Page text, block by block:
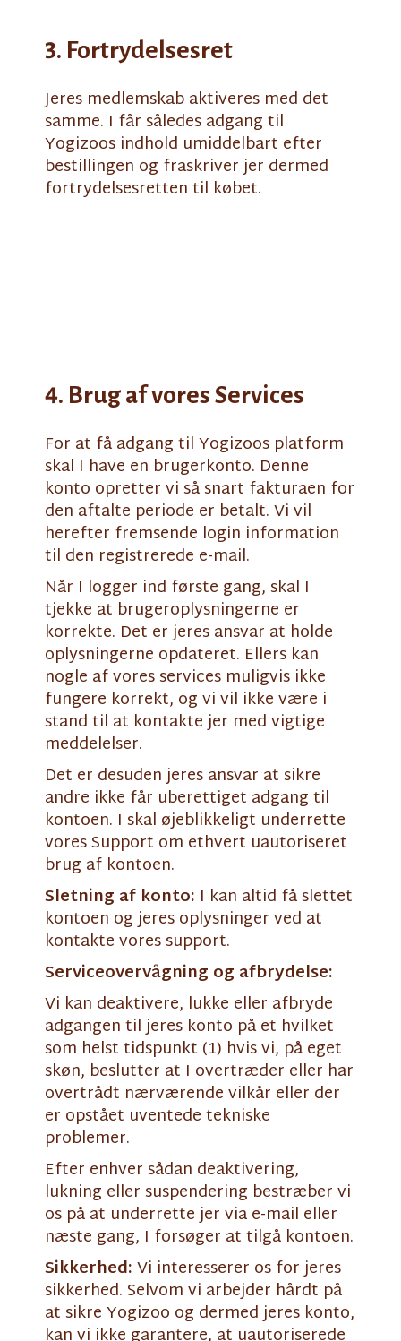
3. Fortrydelsesret
Jeres medlemskab aktiveres med det
samme. I får således adgang til
Yogizoos indhold umiddelbart efter
bestillingen og fraskriver jer dermed
fortrydelsesretten til købet.
4. Brug af vores Services
For at få adgang til Yogizoos platform
skal I have en brugerkonto. Denne
konto opretter vi så snart fakturaen for
den aftalte periode er betalt. Vi vil
herefter fremsende login information
til den registrerede e-mail.
Når I logger ind første gang, skal I
tjekke at brugeroplysningerne er
korrekte. Det er jeres ansvar at holde
oplysningerne opdateret. Ellers kan
nogle af vores services muligvis ikke
fungere korrekt, og vi vil ikke være i
stand til at kontakte jer med vigtige
meddelelser.
Det er desuden jeres ansvar at sikre
andre ikke får uberettiget adgang til
kontoen. I skal øjeblikkeligt underrette
vores Support om ethvert uautoriseret
brug af kontoen.
Sletning af konto: I kan altid få slettet
kontoen og jeres oplysninger ved at
kontakte vores support.
Serviceovervågning og afbrydelse:
Vi kan deaktivere, lukke eller afbryde
adgangen til jeres konto på et hvilket
som helst tidspunkt (1) hvis vi, på eget
skøn, beslutter at I overtræder eller har
overtrådt nærværende vilkår eller der
er opstået uventede tekniske
problemer.
Efter enhver sådan deaktivering,
lukning eller suspendering bestræber vi
os på at underrette jer via e-mail eller
næste gang, I forsøger at tilgå kontoen.
Sikkerhed:Vi interesserer os for jeres
sikkerhed. Selvom vi arbejder hårdt på
at sikre Yogizoo og dermed jeres konto,